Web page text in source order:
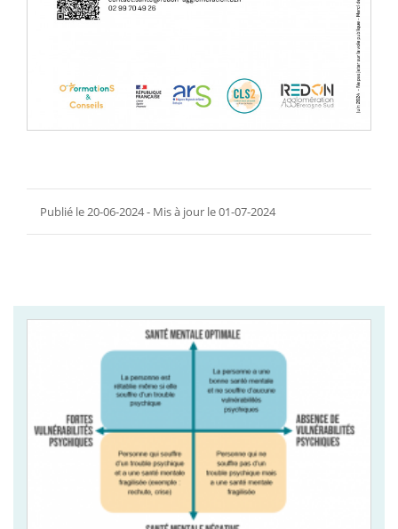
Publié le 20-06-2024 - Mis à jour le 01-07-2024